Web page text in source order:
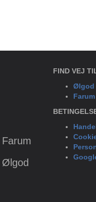
Ølgod
FIND VEJ
Ølgod
Farum